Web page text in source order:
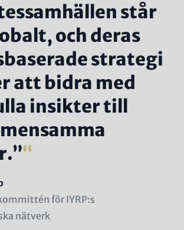
står
och deras
strategi
att bidra med
insikter till
för IYRP:s
nätverk